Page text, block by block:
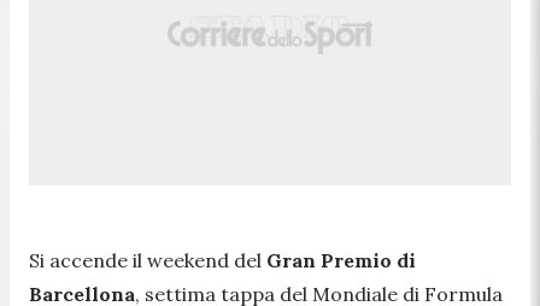
Si accende il weekend del Gran Premio di
Barcellona, settima tappa del Mondiale di Formula